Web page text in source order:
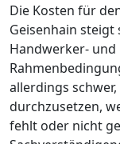
Die Kosten für
Geisenhain
Handwerker- und
allerdings
durchzusetzen,
fehlt oder nicht